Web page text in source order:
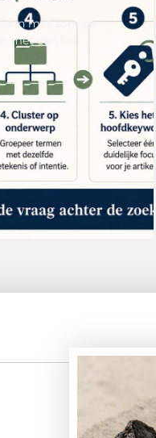
met zomaar
met een los